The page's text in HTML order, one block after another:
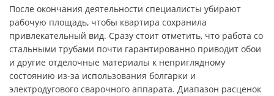
После окончания деятельности специалисты убирают
рабочую площадь, чтобы квартира сохранила
привлекательный вид. Сразу стоит отметить, что работа со
стальными трубами почти гарантированно приводит обои
и другие отделочные материалы к неприглядному
состоянию из-за использования болгарки и
электродугового сварочного аппарата. Диапазон расценок